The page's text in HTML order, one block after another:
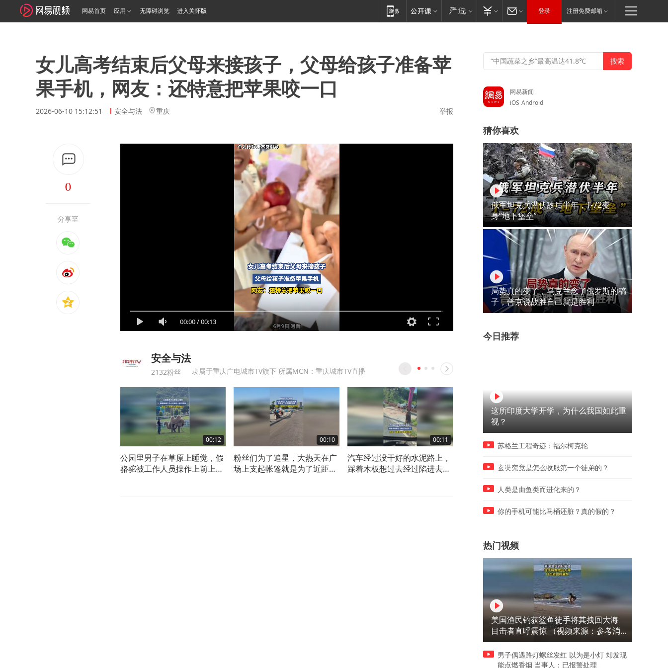
网易首页 应用 无障碍浏览 进入关怀版 登录 注册免费邮箱
女儿高考结束后父母来接孩子，父母给孩子准备苹
果手机，网友：还特意把苹果咬一口
2026-06-10 15:12:51 安全与法 重庆 举报
0
分享至
00:00/00:13
安全与法
2132粉丝 隶属于重庆广电城市TV旗下 所属MCN：重庆城市TV直播
00:12
公园里男子在草原上睡觉，假
骆驼被工作人员操作上前上厕
00:10
粉丝们为了追星，大热天在广
场上支起帐篷就是为了近距离
00:11
汽车经过没干好的水泥路上，
踩着木板想过去经过陷进去
错刹车直接撞了上去，网友：
开心到一直捂嘴不敢相信，
网易新闻
iOS Android
猜你喜欢
俄军坦克兵潜伏敌后半年，T-72变
身“地下堡垒”
局势真的变了，乌克兰念了俄罗斯的稿
子，普京说战胜自己就是胜利
今日推荐
这所印度大学开学，为什么我国如此重
视？
苏格兰工程奇迹：福尔柯克轮
玄奘究竟是怎么收服第一个徒弟的？
人类是由鱼类而进化来的？
你的手机可能比马桶还脏？真的假的？
热门视频
美国渔民钓获鲨鱼徒手将其拽回大海
目击者直呼震惊 （视频来源：参考消
息）
男子偶遇路灯螺丝发红 以为是小灯 却发现
能点燃香烟 当事人：已报警处理